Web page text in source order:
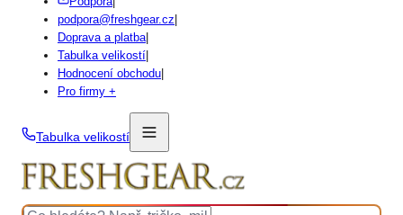
podpora@freshgear.cz
Doprava a platba|
Tabulka velikostí
Hodnocení obchodu
Pro firmy +
Tabulka velikostí